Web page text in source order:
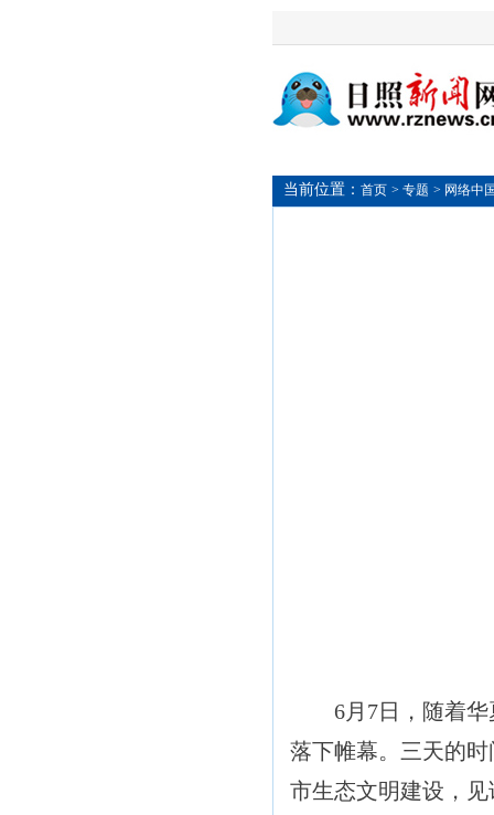
当前位置： 首页 > 专题 > 网络中
6月7日，随着华夏
落下帷幕。三天的
市生态文明建设，